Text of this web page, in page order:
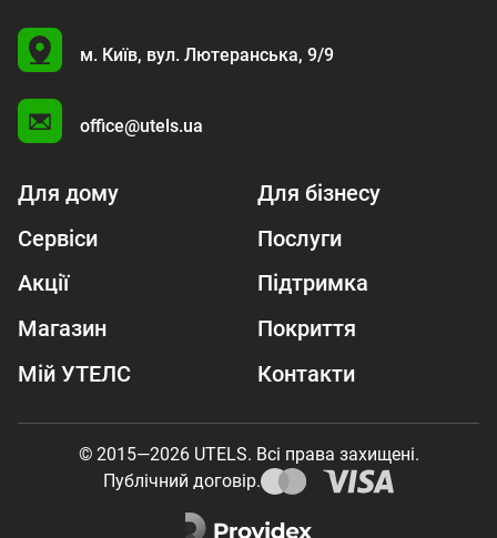
U
м. Київ, вул. Лютеранська, 9/9
office@utels.ua
Для дому
Для бізнесу
Сервіси
Послуги
Акції
Підтримка
Магазин
Покриття
Мій УТЕЛС
Контакти
© 2015—2026 UTELS. Всі права захищені.
Публічний договір.